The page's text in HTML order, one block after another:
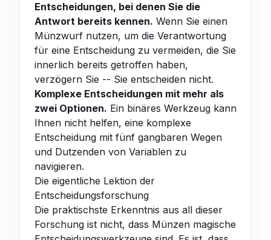
Entscheidungen, bei denen Sie die
Antwort bereits kennen. Wenn Sie einen
Münzwurf nutzen, um die Verantwortung
für eine Entscheidung zu vermeiden, die Sie
innerlich bereits getroffen haben,
verzögern Sie -- Sie entscheiden nicht.
Komplexe Entscheidungen mit mehr als
zwei Optionen. Ein binäres Werkzeug kann
Ihnen nicht helfen, eine komplexe
Entscheidung mit fünf gangbaren Wegen
und Dutzenden von Variablen zu
navigieren.
Die eigentliche Lektion der
Entscheidungsforschung
Die praktischste Erkenntnis aus all dieser
Forschung ist nicht, dass Münzen magische